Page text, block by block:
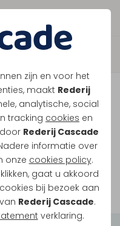
zijn en voor het
maakt Rederij
analytische, social
tracking cookies en
Rederij Cascade
informatie over
onze cookies policy.
gaat u akkoord
bij bezoek aan
Rederij Cascade.
verklaring.
vaart
over de
gaan
door.